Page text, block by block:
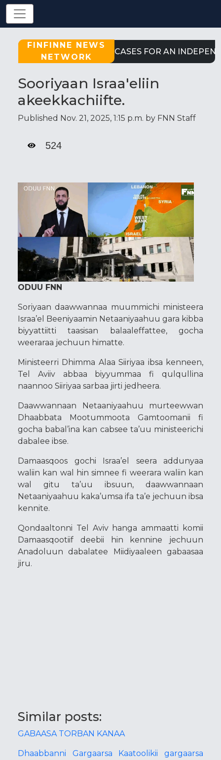
FINFINNE NEWS
NETWORK
STRONG CASES FOR AN
Sooriyaan Israa'eliin
akeekkachiifte.
Published Nov. 21, 2025, 1:15 p.m. by FNN Staff
524
ODUU FNN
Soriyaan daawwannaa muummichi ministeera
Israa’el Beeniyaamin Netaaniyaahuu gara kibba
biyyattiitti taasisan balaaleffattee, gocha
weeraraa jechuun himatte.
Ministeerri Dhimma Alaa Siiriyaa ibsa kenneen,
Tel Aviiv abbaa biyyummaa fi qulqullina
naannoo Siiriyaa sarbaa jirti jedheera.
Daawwannaan Netaaniyaahuu murteewwan
Dhaabbata Mootummoota Gamtoomanii fi
gocha babal’ina kan cabsee ta’uu ministeerichi
dabalee ibse.
Damaasqoos gochi Israa’el seera addunyaa
waliin kan wal hin simnee fi weerara waliin kan
wal gitu ta’uu ibsuun, daawwannaan
Netaaniyaahuu kaka’umsa ifa ta’e jechuun ibsa
kennite.
Qondaaltonni Tel Aviv hanga ammaatti komii
Damaasqootiif deebii hin kennine jechuun
Anadoluun dabalatee Miidiyaaleen gabaasaa
jiru.
Similar posts:
GABAASA TORBAN KANAA
Dhaabbanni Gargaarsa Kaatoolikii gargaarsa